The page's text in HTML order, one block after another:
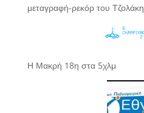
μεταγραφή-ρεκόρ του Τζολάκη
Η Μακρή 18η στα 5χλμ